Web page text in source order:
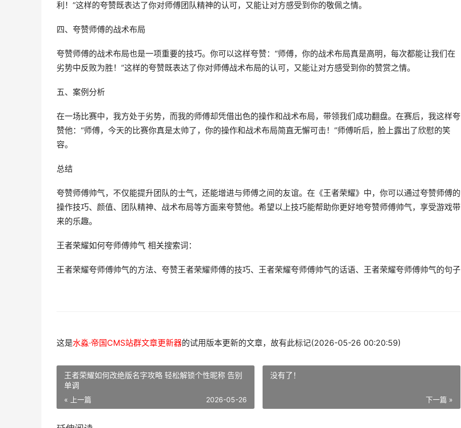
利！”这样的夸赞既表达了你对师傅团队精神的认可，又能让对方感受到你的敬佩之情。
四、夸赞师傅的战术布局
夸赞师傅的战术布局也是一项重要的技巧。你可以这样夸赞：“师傅，你的战术布局真是高明，每次都能让我们在
劣势中反败为胜！”这样的夸赞既表达了你对师傅战术布局的认可，又能让对方感受到你的赞赏之情。
五、案例分析
在一场比赛中，我方处于劣势，而我的师傅却凭借出色的操作和战术布局，带领我们成功翻盘。在赛后，我这样夸
赞他：“师傅，今天的比赛你真是太帅了，你的操作和战术布局简直无懈可击！”师傅听后，脸上露出了欣慰的笑
容。
总结
夸赞师傅帅气，不仅能提升团队的士气，还能增进与师傅之间的友谊。在《王者荣耀》中，你可以通过夸赞师傅的
操作技巧、颜值、团队精神、战术布局等方面来夸赞他。希望以上技巧能帮助你更好地夸赞师傅帅气，享受游戏带
来的乐趣。
王者荣耀如何夸师傅帅气 相关搜索词：
王者荣耀夸师傅帅气的方法、夸赞王者荣耀师傅的技巧、王者荣耀夸师傅帅气的话语、王者荣耀夸师傅帅气的句子
这是水淼·帝国CMS站群文章更新器的试用版本更新的文章，故有此标记(2026-05-26 00:20:59)
王者荣耀如何改绝版名字攻略 轻松解锁个性昵称 告别
单调
« 上一篇 2026-05-26
没有了！
下一篇 »